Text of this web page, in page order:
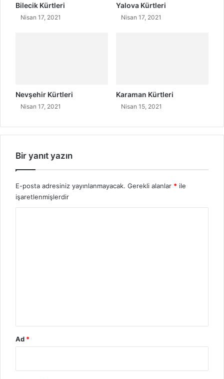
Bilecik Kürtleri
Nisan 17, 2021
Yalova Kürtleri
Nisan 17, 2021
Nevşehir Kürtleri
Nisan 17, 2021
Karaman Kürtleri
Nisan 15, 2021
Bir yanıt yazın
E-posta adresiniz yayınlanmayacak. Gerekli alanlar * ile
işaretlenmişlerdir
Ad *